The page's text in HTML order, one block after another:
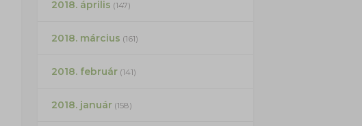
2018. április (147)
2018. március (161)
2018. február(141)
2018. január(158)